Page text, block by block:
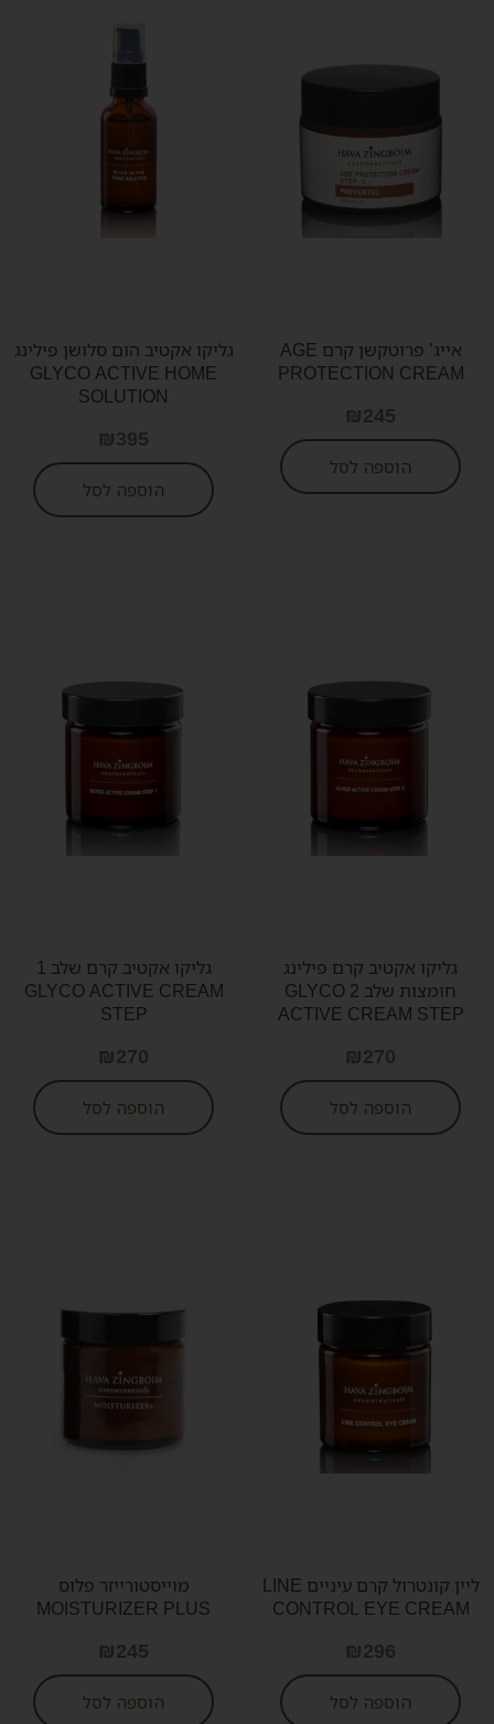
אייג’ פרוטקשן קרם AGE
PROTECTION CREAM
₪245
הוספה לסל
גליקו אקטיב הום סלושן פילינג
GLYCO ACTIVE HOME
SOLUTION
₪395
הוספה לסל
גליקו אקטיב קרם פילינג
חומצות שלב 2 GLYCO
ACTIVE CREAM STEP
₪270
הוספה לסל
גליקו אקטיב קרם שלב 1
GLYCO ACTIVE CREAM
STEP
₪270
הוספה לסל
ליין קונטרול קרם עיניים LINE
CONTROL EYE CREAM
₪296
הוספה לסל
מוייסטורייזר פלוס
MOISTURIZER PLUS
₪245
הוספה לסל